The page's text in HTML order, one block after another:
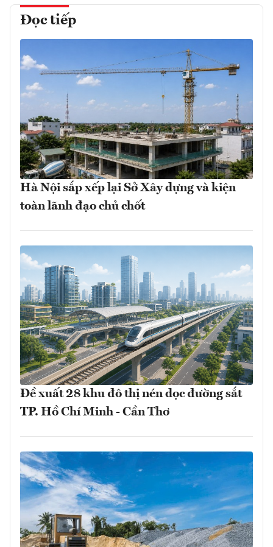
Đọc tiếp
Hà Nội sắp xếp lại Sở Xây dựng và kiện
toàn lãnh đạo chủ chốt
Đề xuất 28 khu đô thị nén dọc đường sắt
TP. Hồ Chí Minh - Cần Thơ